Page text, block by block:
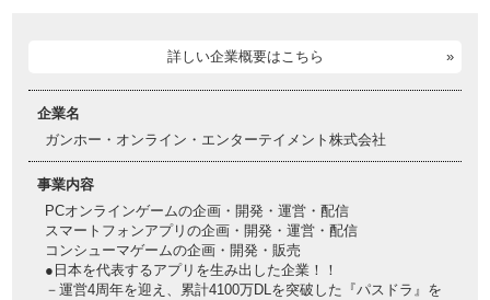
詳しい企業概要はこちら
企業名
ガンホー・オンライン・エンターテイメント株式会社
事業内容
PCオンラインゲームの企画・開発・運営・配信
スマートフォンアプリの企画・開発・運営・配信
コンシューマゲームの企画・開発・販売
●日本を代表するアプリを生み出した企業！！
－運営4周年を迎え、累計4100万DLを突破した『パスドラ』を